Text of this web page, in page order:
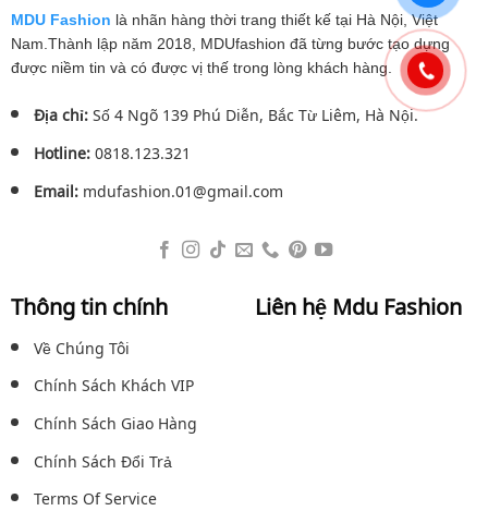
MDU Fashion là nhãn hàng thời trang thiết kế tại Hà Nội, Việt
Nam.Thành lập năm 2018, MDUfashion đã từng bước tạo dựng
được niềm tin và có được vị thế trong lòng khách hàng.
Địa chỉ:Số 4 Ngõ 139 Phú Diễn, Bắc Từ Liêm, Hà Nội.
Hotline:0818.123.321
Email:mdufashion.01@gmail.com
Thông tin chính
Về Chúng Tôi
Chính Sách Khách VIP
Chính Sách Giao Hàng
Chính Sách Đổi Trả
Terms Of Service
Liên hệ Mdu Fashion